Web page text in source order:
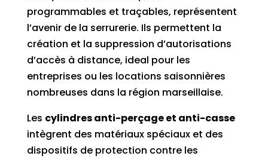
programmables et traçables, représentent
l’avenir de la serrurerie. Ils permettent la
création et la suppression d’autorisations
d’accès à distance, ideal pour les
entreprises ou les locations saisonnières
nombreuses dans la région marseillaise.
Les cylindres anti-perçage et anti-casse
intègrent des matériaux spéciaux et des
dispositifs de protection contre les